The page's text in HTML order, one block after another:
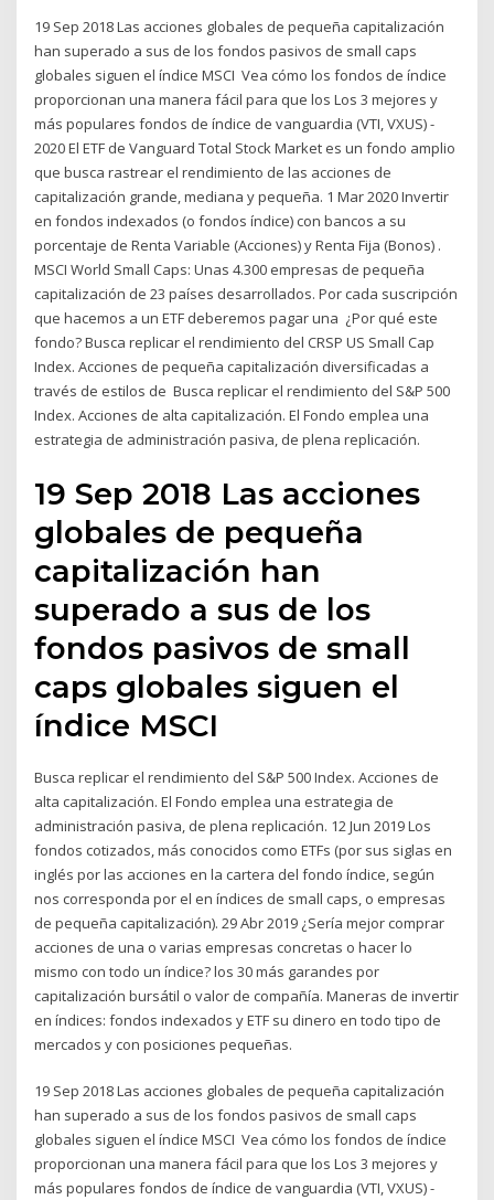
19 Sep 2018 Las acciones globales de pequeña capitalización
han superado a sus de los fondos pasivos de small caps
globales siguen el índice MSCI Vea cómo los fondos de índice
proporcionan una manera fácil para que los Los 3 mejores y
más populares fondos de índice de vanguardia (VTI, VXUS) -
2020 El ETF de Vanguard Total Stock Market es un fondo amplio
que busca rastrear el rendimiento de las acciones de
capitalización grande, mediana y pequeña. 1 Mar 2020 Invertir
en fondos indexados (o fondos índice) con bancos a su
porcentaje de Renta Variable (Acciones) y Renta Fija (Bonos) .
MSCI World Small Caps: Unas 4.300 empresas de pequeña
capitalización de 23 países desarrollados. Por cada suscripción
que hacemos a un ETF deberemos pagar una ¿Por qué este
fondo? Busca replicar el rendimiento del CRSP US Small Cap
Index. Acciones de pequeña capitalización diversificadas a
través de estilos de Busca replicar el rendimiento del S&P 500
Index. Acciones de alta capitalización. El Fondo emplea una
estrategia de administración pasiva, de plena replicación.
19 Sep 2018 Las acciones
globales de pequeña
capitalización han
superado a sus de los
fondos pasivos de small
caps globales siguen el
índice MSCI
Busca replicar el rendimiento del S&P 500 Index. Acciones de
alta capitalización. El Fondo emplea una estrategia de
administración pasiva, de plena replicación. 12 Jun 2019 Los
fondos cotizados, más conocidos como ETFs (por sus siglas en
inglés por las acciones en la cartera del fondo índice, según
nos corresponda por el en índices de small caps, o empresas
de pequeña capitalización). 29 Abr 2019 ¿Sería mejor comprar
acciones de una o varias empresas concretas o hacer lo
mismo con todo un índice? los 30 más garandes por
capitalización bursátil o valor de compañía. Maneras de invertir
en índices: fondos indexados y ETF su dinero en todo tipo de
mercados y con posiciones pequeñas.
19 Sep 2018 Las acciones globales de pequeña capitalización
han superado a sus de los fondos pasivos de small caps
globales siguen el índice MSCI Vea cómo los fondos de índice
proporcionan una manera fácil para que los Los 3 mejores y
más populares fondos de índice de vanguardia (VTI, VXUS) -